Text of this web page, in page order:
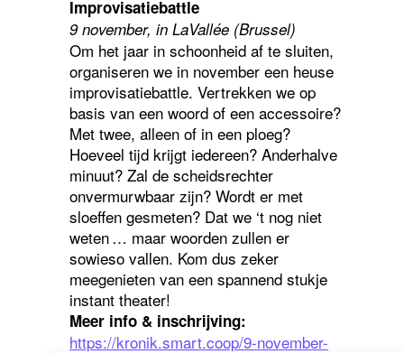
Improvisatiebattle
9 november, in LaVallée (Brussel)
Om het jaar in schoonheid af te sluiten,
organiseren we in november een heuse
improvisatiebattle.Vertrekken we op
basis van een woord of een accessoire?
Met twee, alleen of in een ploeg?
Hoeveel tijd krijgt iedereen? Anderhalve
minuut? Zal de scheidsrechter
onvermurwbaar zijn? Wordt er met
sloeffen gesmeten? Dat we ‘t nog niet
weten … maar woorden zullen er
sowieso vallen. Kom dus zeker
meegenieten van een spannend stukje
instant theater!
Meer info & inschrijving:
https://kronik.smart.coop/9-november-